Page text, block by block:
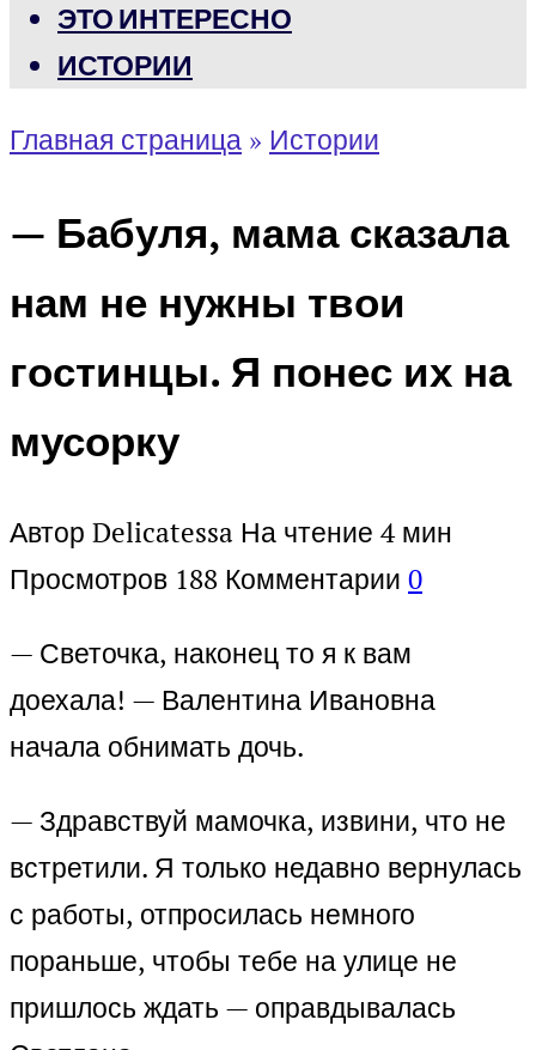
ЭТО ИНТЕРЕСНО
ИСТОРИИ
Главная страница » Истории
— Бабуля, мама сказала
нам не нужны твои
гостинцы. Я понес их на
мусорку
Автор Delicatessa На чтение 4 мин
Просмотров 188 Комментарии 0
— Светочка, наконец то я к вам
доехала! — Валентина Ивановна
начала обнимать дочь.
— Здравствуй мамочка, извини, что не
встретили. Я только недавно вернулась
с работы, отпросилась немного
пораньше, чтобы тебе на улице не
пришлось ждать — оправдывалась